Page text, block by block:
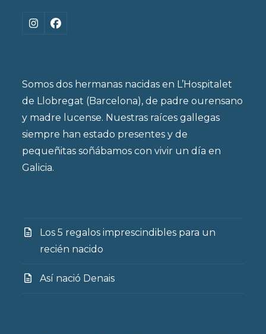
Instagram
Facebook
Somos dos hermanas nacidas en L’Hospitalet
de Llobregat (Barcelona), de padre ourensano
y madre lucense. Nuestras raíces gallegas
siempre han estado presentes y de
pequeñitas soñábamos con vivir un día en
Galicia.
Los 5 regalos imprescindibles para un
recién nacido
Así nació Denais